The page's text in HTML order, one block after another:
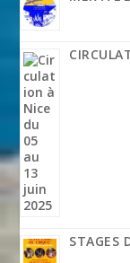
STAGES